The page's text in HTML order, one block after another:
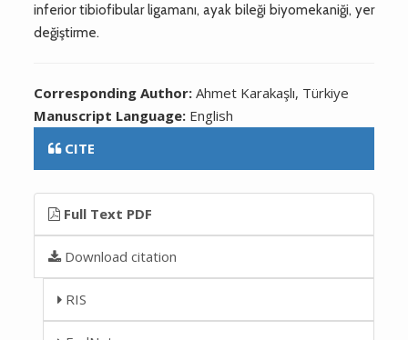
inferior tibiofibular ligamanı, ayak bileği biyomekaniği, yer
değiştirme.
Corresponding Author:Ahmet Karakaşlı, Türkiye
Manuscript Language: English
CITE
Full Text PDF
Download citation
RIS